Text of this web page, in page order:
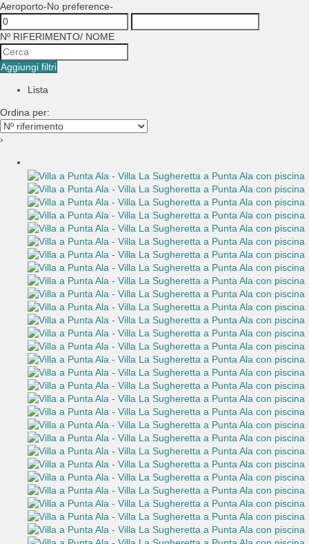
Aeroporto-No preference-
Nº RIFERIMENTO/ NOME
Aggiungi filtri
Lista
Ordina per:
›